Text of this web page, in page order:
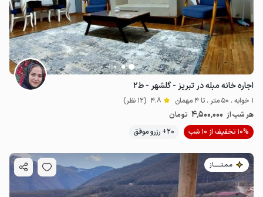
اجاره خانه مبله در تبریز - گلشهر - ط۲
1 خوابه . 50 متر . تا 4 مهمان 4.8 (12 نظر)
هر شب از 4٬500٬000 تومان
10% تخفیف از 10 شب
20+ رزرو موفق
مـمـتــــــاز